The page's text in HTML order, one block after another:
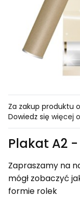
Za zakup produktu
Dowiedz się więcej
Plakat A2
Zapraszamy na
mógł zobaczyć
formie rolek